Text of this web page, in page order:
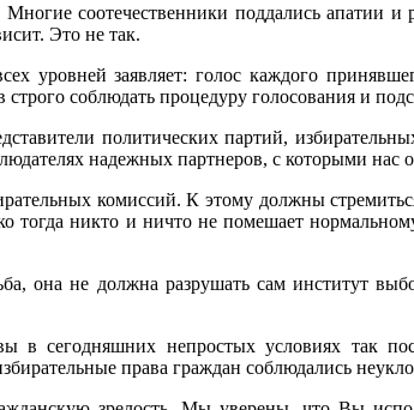
соотечественники поддались апатии
Это не так.
уровней заявляет: голос каждого
соблюдать процедуру голосования и
политических партий,
надежных партнеров, с которыми нас
комиссий. К этому должны
тогда никто и ничто не помешает
она не должна разрушать сам институт
в сегодняшних непростых условиях так
права граждан соблюдались